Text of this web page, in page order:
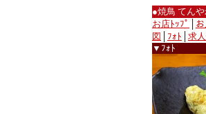
●焼鳥 てん
お店ﾄｯﾌﾟ
図
ﾌｫﾄ
求
▼ﾌｫﾄ